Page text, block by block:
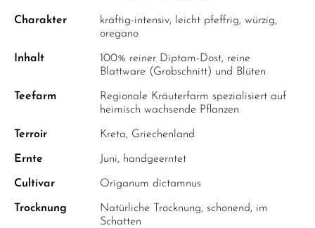
Charakter
kräftig-intensiv, leicht pfeffrig, würzig,
oregano
Inhalt
100% reiner Diptam-Dost, reine
Blattware (Grobschnitt) und Blüten
Teefarm
Regionale Kräuterfarm spezialisiert auf
heimisch wachsende Pflanzen
Terroir Kreta, Griechenland
Ernte Juni, handgeerntet
Cultivar Origanum dictamnus
Trocknung
Natürliche Trocknung, schonend, im
Schatten